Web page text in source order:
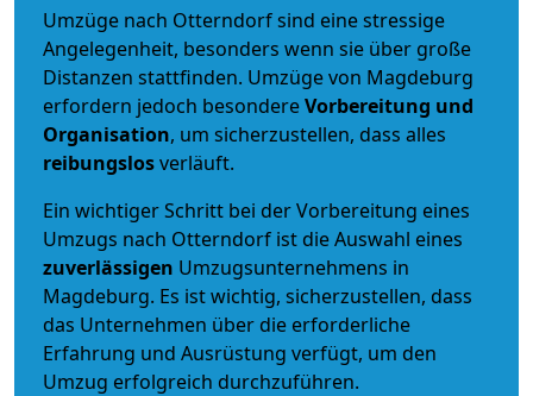
Umzüge nach Otterndorf sind eine stressige
Angelegenheit, besonders wenn sie über große
Distanzen stattfinden. Umzüge von Magdeburg
erfordern jedoch besondereVorbereitung und
Organisation, um sicherzustellen, dass alles
reibungslosverläuft.
Ein wichtiger Schritt bei der Vorbereitung eines
Umzugs nach Otterndorf ist die Auswahl eines
zuverlässigen Umzugsunternehmens in
Magdeburg. Es ist wichtig, sicherzustellen, dass
das Unternehmen über die erforderliche
Erfahrung und Ausrüstung verfügt, um den
Umzug erfolgreich durchzuführen.